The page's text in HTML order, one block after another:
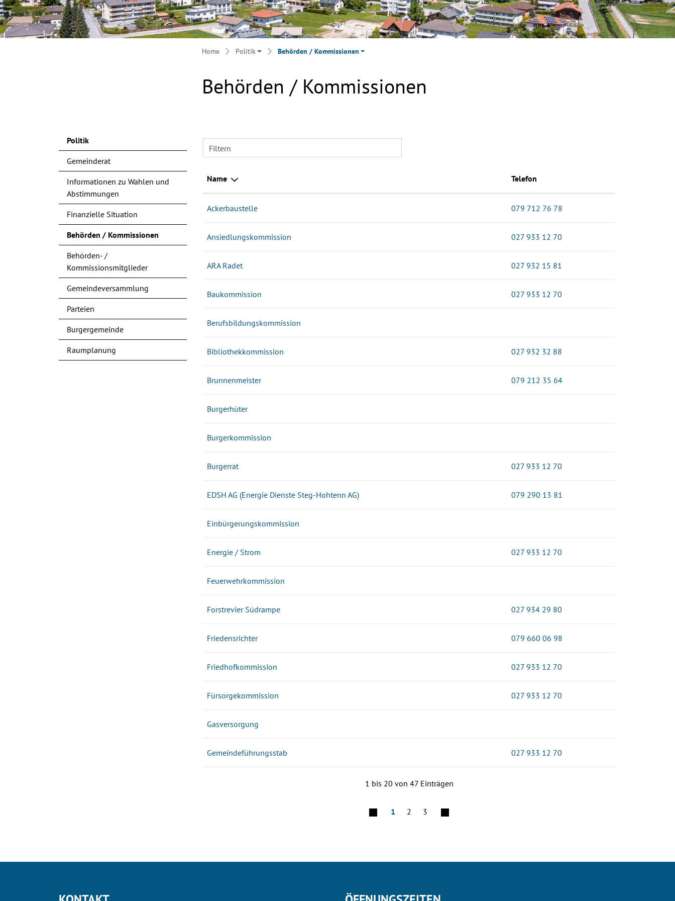
Home Politik Behörden / Kommissionen
Behörden / Kommissionen
Politik
Gemeinderat
Informationen zu Wahlen und
Abstimmungen
Finanzielle Situation
Behörden / Kommissionen
(ausgewählt)
Behörden- /
Kommissionsmitglieder
Gemeindeversammlung
Parteien
Burgergemeinde
Raumplanung
Filtern
Name Telefon
Ackerbaustelle 079 712 76 78
Ansiedlungskommission 027 933 12 70
ARA Radet 027 932 15 81
Baukommission 027 933 12 70
Berufsbildungskommission
Bibliothekkommission 027 932 32 88
Brunnenmeister 079 212 35 64
Burgerhüter
Burgerkommission
Burgerrat 027 933 12 70
EDSH AG (Energie Dienste Steg-Hohtenn AG) 079 290 13 81
Einbürgerungskommission
Energie / Strom 027 933 12 70
Feuerwehrkommission
Forstrevier Südrampe 027 934 29 80
Friedensrichter 079 660 06 98
Friedhofkommission 027 933 12 70
Fürsorgekommission 027 933 12 70
Gasversorgung
Gemeindeführungsstab 027 933 12 70
1 bis 20 von 47 Einträgen
1 2 3